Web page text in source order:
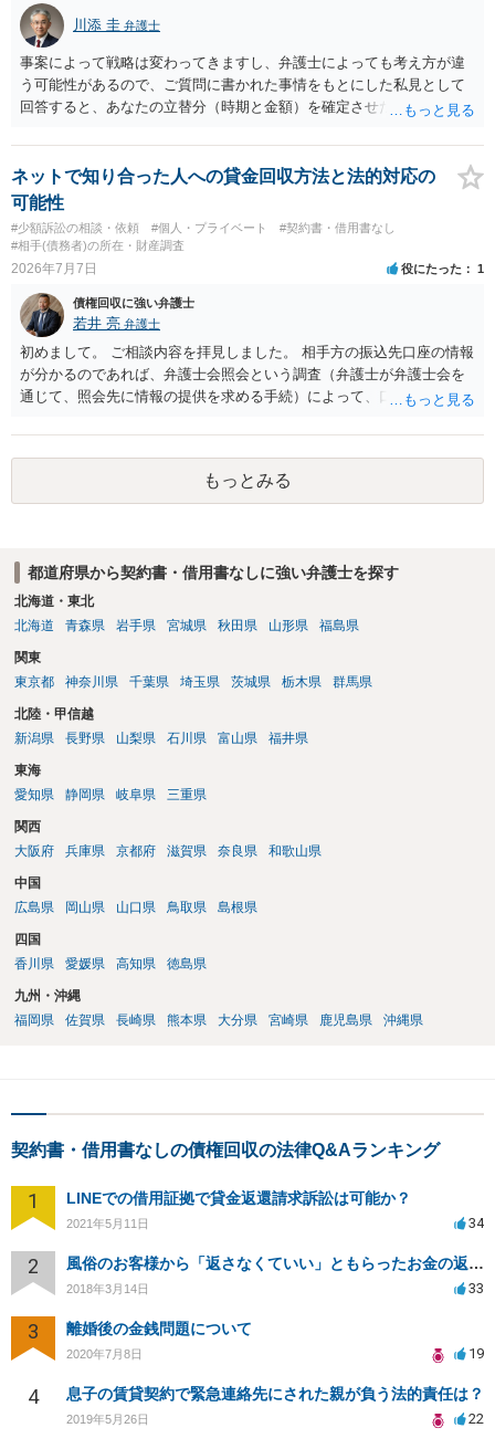
まず本名や住所の特定を進めてください。 相手が購入した高額商品
（Switch2等）の事実も踏まえ、応じない場合は法的措置を辞さない姿
勢で交渉に臨むのが現実的かと思います。
川添 圭 弁護士
事案によって戦略は変わってきますし、弁護士によっても考え方が違
う可能性があるので、ご質問に書かれた事情をもとにした私見として
回答すると、あなたの立替分（時期と金額）を確定させた上で、淡々
と、もし異議申立てがなされる可能性が高そうであれば時間の浪費
（通常訴訟へ移行する日数分空転する）になりますし、支払督促及び
その異議後の通常訴訟は相手方の住所地が管轄裁判所になるため（特
に相手方が遠方である場合は）対応が面倒な場合があるからです。相
手方の主張については、和解で減額を考慮すればよいと思います。 な
お、残念ながら、「連絡も返ってこず、返済の目処も立たずで精神的
せん。
ネットで知り合った人への貸金回収方法と法的対応の
可能性
#少額訴訟の相談・依頼 #個人・プライベート
#契約書・借用書なし
#相手(債務者)の所在・財産調査
2026年7月7日 役にたった 1
債権回収に強い弁護士
若井 亮 弁護士
初めまして。 ご相談内容を拝見しました。 相手方の振込先口座の情報
が分かるのであれば、弁護士会照会という調査（弁護士が弁護士会を
通じて、照会先に情報の提供を求める手続）によって、口座名義人の
座名義人の身元が明らかになった後、住所地に貸金を返還するよう求
める書面を送るという方法が考えられます。 ただ、弁護士会照会を利
用する場合には、弁護士への依頼が必要になりコストがかかってしま
います。 また、書面を送っても無視をされる可能性も否定できませ
とはあるものの、コストの面や相手方のリアクション次第であるとい
う点でリスクがあることをご留意いただく必要があるでしょう。
もっとみる
都道府県から契約書・借用書なしに強い弁護士を探す
北海道・東北
北海道
青森県 岩手県 宮城県 秋田県 山形県 福島県
関東
東京都
神奈川県 千葉県 埼玉県 茨城県 栃木県 群馬県
北陸・甲信越
新潟県
長野県 山梨県 石川県 富山県 福井県
東海
愛知県
静岡県 岐阜県 三重県
関西
大阪府
兵庫県 京都府 滋賀県 奈良県 和歌山県
中国
広島県
岡山県 山口県 鳥取県 島根県
四国
香川県
愛媛県 高知県 徳島県
九州・沖縄
福岡県
佐賀県 長崎県 熊本県 大分県 宮崎県 鹿児島県 沖縄県
契約書・借用書なしの債権回収の法律Q&Aランキング
1 LINEでの借用証拠で貸金返還請求訴訟は可能か？
2021年5月11日 34
2 風俗のお客様から「返さなくていい」ともらったお金の返済を強要されています
2018年3月14日 33
3 離婚後の金銭問題について
2020年7月8日 19
4 息子の賃貸契約で緊急連絡先にされた親が負う法的責任は？
2019年5月26日 22